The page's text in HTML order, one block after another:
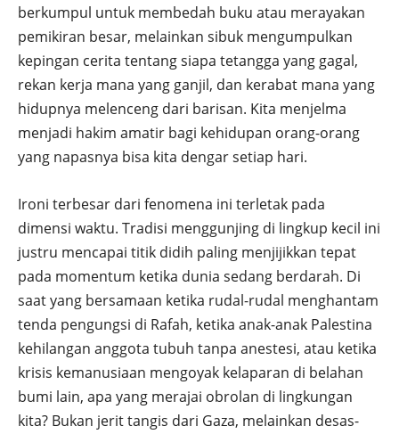
berkumpul untuk membedah buku atau merayakan
pemikiran besar, melainkan sibuk mengumpulkan
kepingan cerita tentang siapa tetangga yang gagal,
rekan kerja mana yang ganjil, dan kerabat mana yang
hidupnya melenceng dari barisan. Kita menjelma
menjadi hakim amatir bagi kehidupan orang-orang
yang napasnya bisa kita dengar setiap hari.
Ironi terbesar dari fenomena ini terletak pada
dimensi waktu. Tradisi menggunjing di lingkup kecil ini
justru mencapai titik didih paling menjijikkan tepat
pada momentum ketika dunia sedang berdarah. Di
saat yang bersamaan ketika rudal-rudal menghantam
tenda pengungsi di Rafah, ketika anak-anak Palestina
kehilangan anggota tubuh tanpa anestesi, atau ketika
krisis kemanusiaan mengoyak kelaparan di belahan
bumi lain, apa yang merajai obrolan di lingkungan
kita? Bukan jerit tangis dari Gaza, melainkan desas-